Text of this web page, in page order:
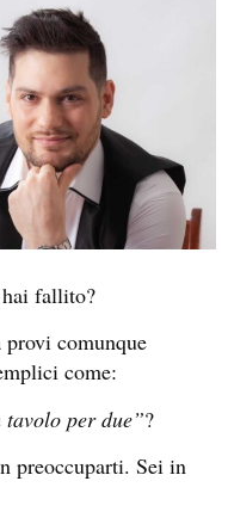
hai fallito?
comunque
come:
tavolo per due”?
preoccuparti. Sei in